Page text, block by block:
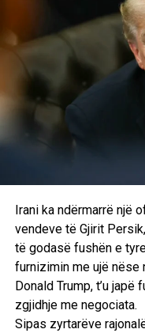
Irani ka ndërmarrë një
vendeve të Gjirit
të godasë fushën e
furnizimin me ujë nëse
Donald Trump, t’u
zgjidhje me negociata.
Sipas zyrtarëve